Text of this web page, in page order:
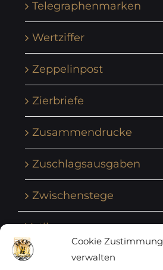
Cookie Zustimmung
verwalten
Telegraphenmarken
Wertziffer
Zeppelinpost
Zierbriefe
Zusammendrucke
Zuschlagsausgaben
Zwischenstege
Vatikan
Vereinte Nationen